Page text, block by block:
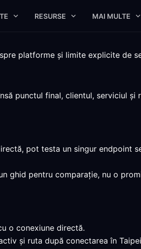
RESURSE MAI MULTE
platforme și limite explicite de
punctul final, clientul, serviciul și
pot testa un singur endpoint
ghid pentru comparație, nu o
o conexiune directă.
și ruta după conectarea în